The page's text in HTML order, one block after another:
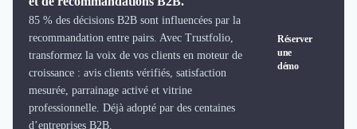
Nettoyage & Ménage
Clubs & Réseaux Professionnels
Espaces de Coworking
85 % des décisions B2B sont influencées par la
recommandation entre pairs. Avec Trustfolio,
transformez la voix de vos clients en moteur de
croissance : avis clients vérifiés, satisfaction
mesurée, parrainage activé et vitrine
professionnelle. Déjà adopté par des centaines
d’entreprises B2B.
Réserver
une
démo